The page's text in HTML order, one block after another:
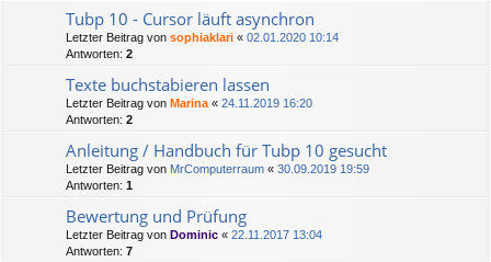
Tubp 10 - Cursor läuft asynchron
Letzter Beitrag von sophiaklari « 02.01.2020 10:14
Antworten: 2
Texte buchstabieren lassen
Letzter Beitrag von Marina « 24.11.2019 16:20
Antworten: 2
Anleitung / Handbuch für Tubp 10 gesucht
Letzter Beitrag von MrComputerraum « 30.09.2019 19:59
Antworten: 1
Bewertung und Prüfung
Letzter Beitrag von Dominic « 22.11.2017 13:04
Antworten: 7